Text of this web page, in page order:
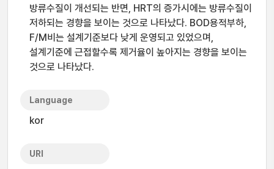
방류수질이 개선되는 반면, HRT의 증가시에는 방류수질이
저하되는 경향을 보이는 것으로 나타났다. BOD용적부하,
F/M비는 설계기준보다 낮게 운영되고 있었으며,
설계기준에 근접할수록 제거율이 높아지는 경향을 보이는
것으로 나타났다.
Language
kor
URI